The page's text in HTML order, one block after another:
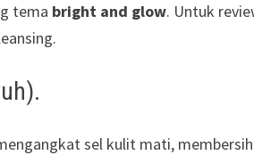
tema bright and glow. Untuk
sel kulit mati,